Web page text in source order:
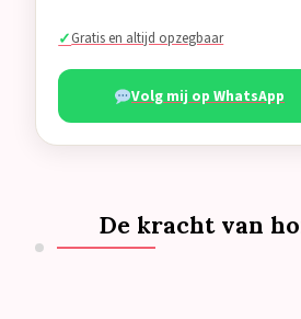
Gratis en altijd opzegbaar
Volg mij op WhatsApp
De kracht van